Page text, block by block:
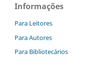
Informações
Para Leitores
Para Autores
Para Bibliotecários